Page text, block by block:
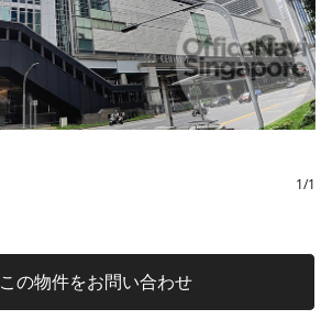
1/1
この物件をお問い合わせ